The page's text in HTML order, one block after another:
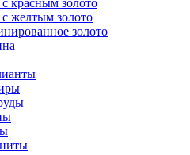
с красным золото
с желтым золото
золото